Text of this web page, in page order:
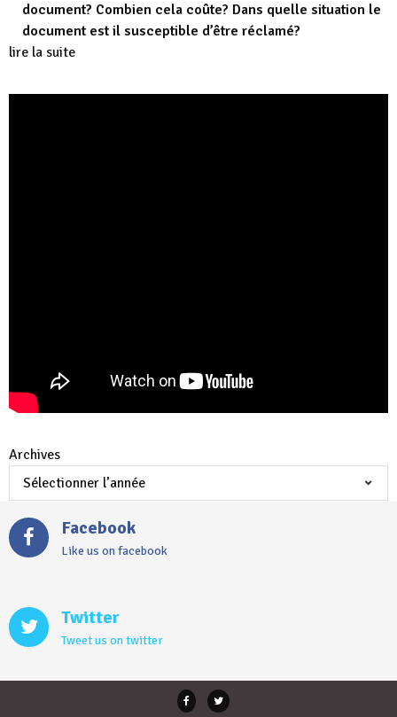
document? Combien cela coûte? Dans quelle situation le
document est il susceptible d’être réclamé?
lire la suite
Archives
Facebook
Like us on facebook
Twitter
Tweet us on twitter